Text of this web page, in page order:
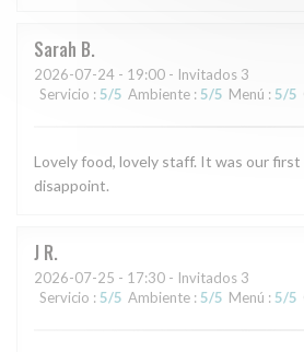
Sarah B
2026-07-24 - 19:00 - Invitados 3
Servicio : 5/5 Ambiente :5/5 Menú : 5/5
Lovely food, lovely staff. It was our
disappoint.
J R
2026-07-25 - 17:30 - Invitados 3
Servicio : 5/5 Ambiente : 5/5 Menú : 5/5